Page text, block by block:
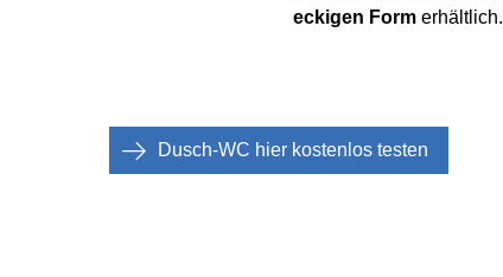
eckigen Form erhältlich.
Dusch-WC hier kostenlos testen